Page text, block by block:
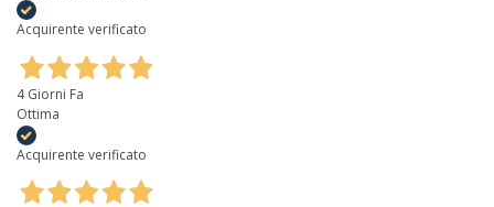
Acquirente verificato
4 Giorni Fa
Ottima
Acquirente verificato